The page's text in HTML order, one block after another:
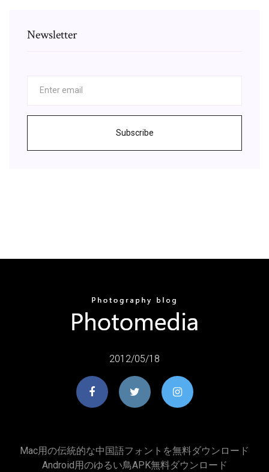
Newsletter
Subscribe
2012/05/18
Mac用の伝統的な中国語フォントを無料ダウンロード
Android用のゆるい鳥APK無料ダウンロード